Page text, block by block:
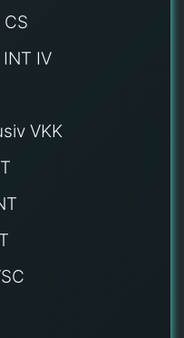
IV
VKK